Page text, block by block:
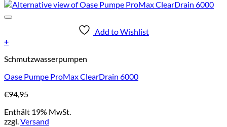
Add to Wishlist
+
Schmutzwasserpumpen
Oase Pumpe ProMax ClearDrain 6000
€94,95
Enthält 19% MwSt.
zzgl.Versand